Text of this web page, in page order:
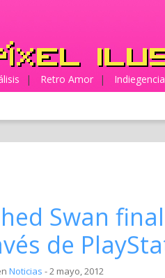
| Retro Amor |
Swan
de
Noticias - 2 mayo, 2012